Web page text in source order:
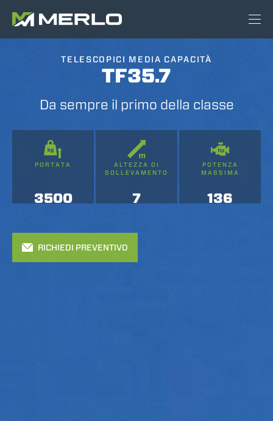
TELESCOPICI MEDIA CAPACITÀ
TF35.7
Da sempre il primo della classe
PORTATA
3500
ALTEZZA DI
SOLLEVAMENTO
7
POTENZA
MASSIMA
136
RICHIEDI PREVENTIVO